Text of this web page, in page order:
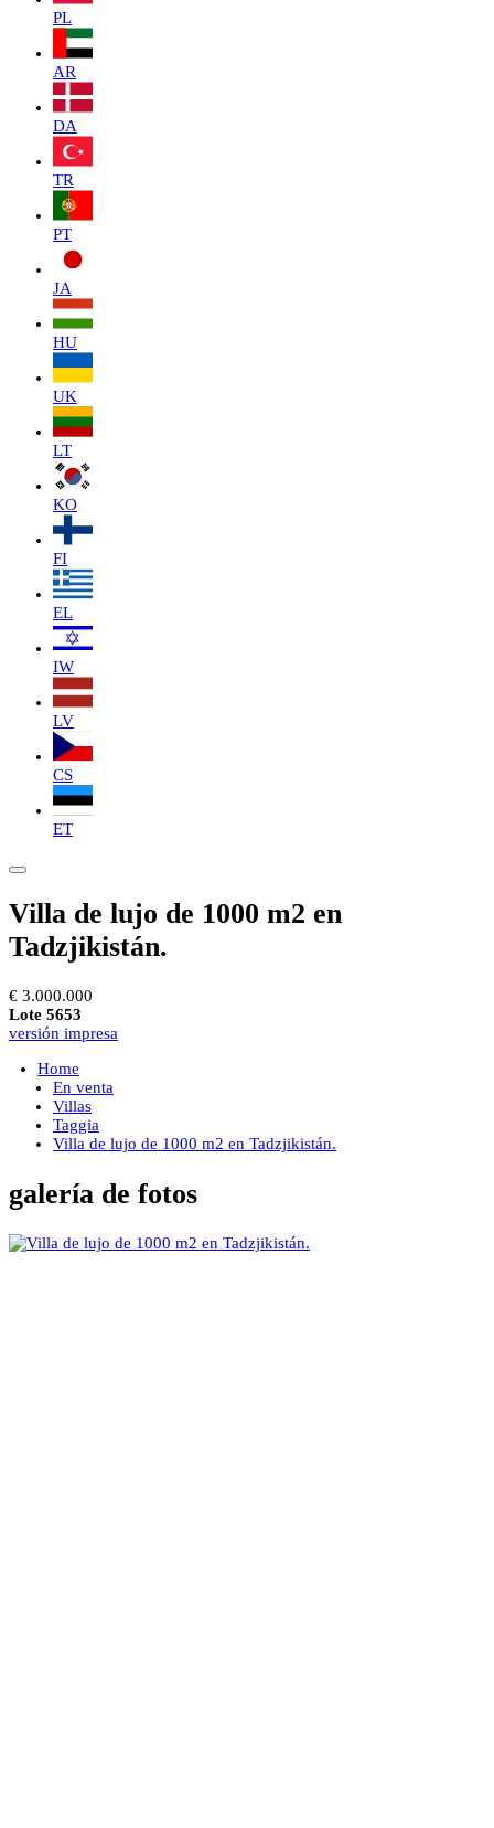
PL
AR
DA
TR
PT
JA
HU
UK
LT
KO
FI
EL
IW
LV
CS
ET
Villa de lujo de 1000 m2 en
Tadzjikistán.
€ 3.000.000
Lote 5653
versión impresa
Home
En venta
Villas
Taggia
Villa de lujo de 1000 m2 en Tadzjikistán.
galería de fotos